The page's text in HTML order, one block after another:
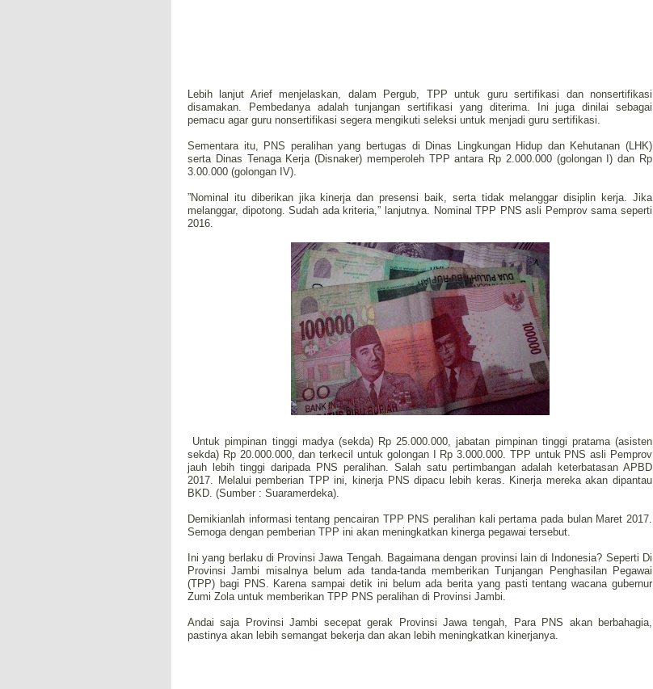
Lebih lanjut Arief menjelaskan, dalam Pergub, TPP untuk guru sertifikasi dan nonsertifikasi
disamakan. Pembedanya adalah tunjangan sertifikasi yang diterima. Ini juga dinilai sebagai
pemacu agar guru nonsertifikasi segera mengikuti seleksi untuk menjadi guru sertifikasi.
Sementara itu, PNS peralihan yang bertugas di Dinas Lingkungan Hidup dan Kehutanan (LHK)
serta Dinas Tenaga Kerja (Disnaker) memperoleh TPP antara Rp 2.000.000 (golongan I) dan Rp
3.00.000 (golongan IV).
”Nominal itu diberikan jika kinerja dan presensi baik, serta tidak melanggar disiplin kerja. Jika
melanggar, dipotong. Sudah ada kriteria,” lanjutnya. Nominal TPP PNS asli Pemprov sama seperti
2016.
Untuk pimpinan tinggi madya (sekda) Rp 25.000.000, jabatan pimpinan tinggi pratama (asisten
sekda) Rp 20.000.000, dan terkecil untuk golongan I Rp 3.000.000. TPP untuk PNS asli Pemprov
jauh lebih tinggi daripada PNS peralihan. Salah satu pertimbangan adalah keterbatasan APBD
2017. Melalui pemberian TPP ini, kinerja PNS dipacu lebih keras. Kinerja mereka akan dipantau
BKD. (Sumber : Suaramerdeka).
Demikianlah informasi tentang pencairan TPP PNS peralihan kali pertama pada bulan Maret 2017.
Semoga dengan pemberian TPP ini akan meningkatkan kinerga pegawai tersebut.
Ini yang berlaku di Provinsi Jawa Tengah. Bagaimana dengan provinsi lain di Indonesia? Seperti Di
Provinsi Jambi misalnya belum ada tanda-tanda memberikan Tunjangan Penghasilan Pegawai
(TPP) bagi PNS. Karena sampai detik ini belum ada berita yang pasti tentang wacana gubernur
Zumi Zola untuk memberikan TPP PNS peralihan di Provinsi Jambi.
Andai saja Provinsi Jambi secepat gerak Provinsi Jawa tengah, Para PNS akan berbahagia,
pastinya akan lebih semangat bekerja dan akan lebih meningkatkan kinerjanya.